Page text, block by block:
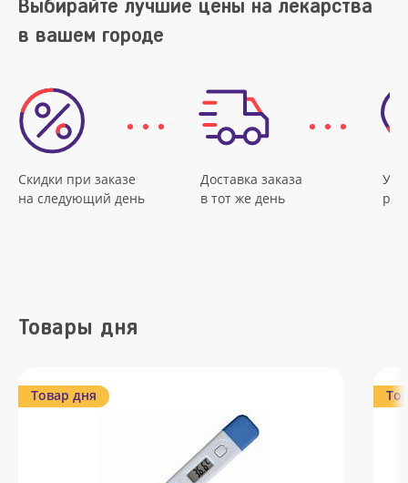
Выбирайте лучшие цены на лекарства
в вашем городе
Скидки при заказе
на следующий день
Доставка заказа
в тот же день
Товары дня
Товар дня